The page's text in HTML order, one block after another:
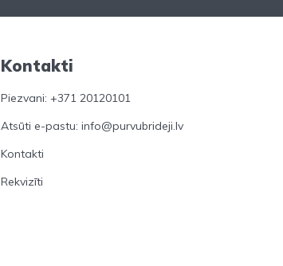
Kontakti
Piezvani: +371 20120101
Atsūti e-pastu: info@purvubrideji.lv
Kontakti
Rekvizīti